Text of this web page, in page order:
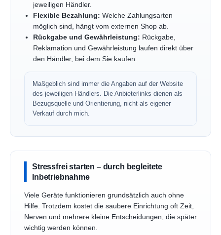
jeweiligen Händler.
Flexible Bezahlung: Welche Zahlungsarten
möglich sind, hängt vom externen Shop ab.
Rückgabe und Gewährleistung: Rückgabe,
Reklamation und Gewährleistung laufen direkt über
den Händler, bei dem Sie kaufen.
Maßgeblich sind immer die Angaben auf der Website
des jeweiligen Händlers. Die Anbieterlinks dienen als
Bezugsquelle und Orientierung, nicht als eigener
Verkauf durch mich.
Stressfrei starten – durch begleitete
Inbetriebnahme
Viele Geräte funktionieren grundsätzlich auch ohne
Hilfe. Trotzdem kostet die saubere Einrichtung oft Zeit,
Nerven und mehrere kleine Entscheidungen, die später
wichtig werden können.